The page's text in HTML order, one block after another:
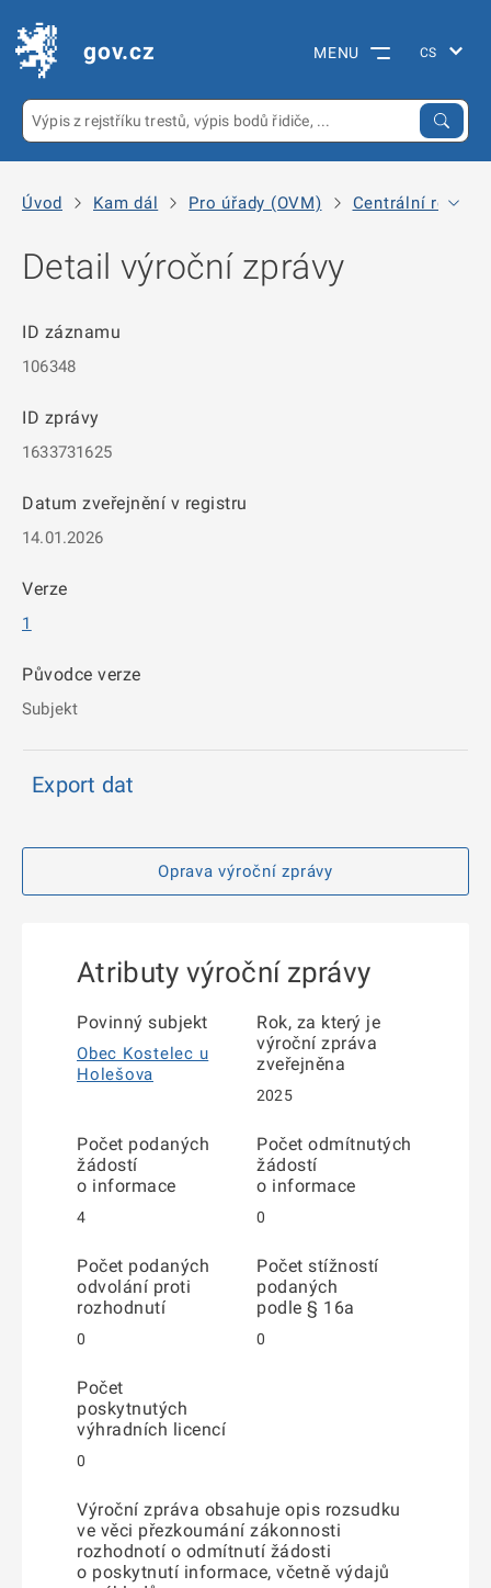
gov.cz MENU
Úvod Kam dál Pro úřady (OVM) Centrální registr
Detail výroční zprávy
ID záznamu
106348
ID zprávy
1633731625
Datum zveřejnění v registru
14.01.2026
Verze
1
Původce verze
Subjekt
Export dat
Oprava výroční zprávy
Atributy výroční zprávy
Povinný subjekt
Obec Kostelec u
Holešova
Rok, za který je
výroční zpráva
zveřejněna
2025
Počet podaných
žádostí
o informace
4
Počet odmítnutých
žádostí
o informace
0
Počet podaných
odvolání proti
rozhodnutí
0
Počet stížností
podaných
podle § 16a
0
Počet
poskytnutých
výhradních licencí
0
Výroční zpráva obsahuje opis rozsudku
ve věci přezkoumání zákonnosti
rozhodnotí o odmítnutí žádosti
o poskytnutí informace, včetně výdajů